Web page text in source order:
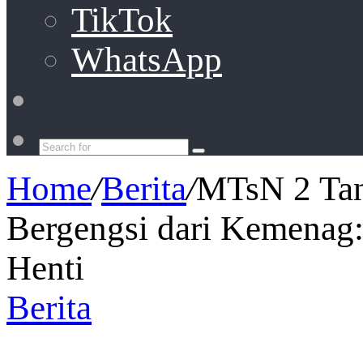
TikTok
WhatsApp
Search
Home/Berita/MTsN 2
Bergengsi dari
Henti
Berita